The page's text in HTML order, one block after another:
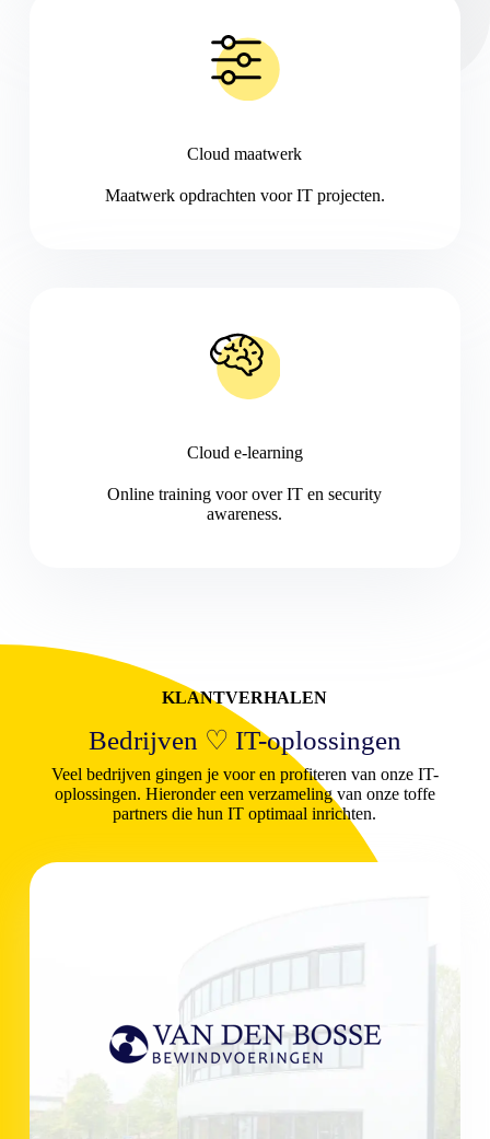
Cloud maatwerk
Maatwerk opdrachten voor IT projecten.
Cloud e-learning
Online training voor over IT en security
awareness.
KLANTVERHALEN
Bedrijven ♡ IT-oplossingen
Veel bedrijven gingen je voor en profiteren van onze IT-
oplossingen. Hieronder een verzameling van onze toffe
partners die hun IT optimaal inrichten.